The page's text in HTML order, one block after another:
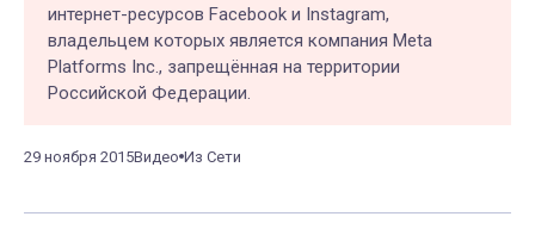
интернет-ресурсов Facebook и Instagram,
владельцем которых является компания Meta
Platforms Inc., запрещённая на территории
Российской Федерации.
29 ноября 2015Видео Из Сети